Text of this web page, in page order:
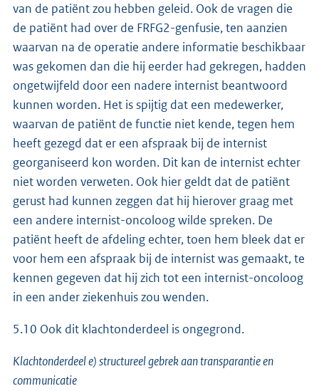
van de patiënt zou hebben geleid. Ook de vragen die
de patiënt had over de FRFG2-genfusie, ten aanzien
waarvan na de operatie andere informatie beschikbaar
was gekomen dan die hij eerder had gekregen, hadden
ongetwijfeld door een nadere internist beantwoord
kunnen worden. Het is spijtig dat een medewerker,
waarvan de patiënt de functie niet kende, tegen hem
heeft gezegd dat er een afspraak bij de internist
georganiseerd kon worden. Dit kan de internist echter
niet worden verweten. Ook hier geldt dat de patiënt
gerust had kunnen zeggen dat hij hierover graag met
een andere internist-oncoloog wilde spreken. De
patiënt heeft de afdeling echter, toen hem bleek dat er
voor hem een afspraak bij de internist was gemaakt, te
kennen gegeven dat hij zich tot een internist-oncoloog
in een ander ziekenhuis zou wenden.
5.10 Ook dit klachtonderdeel is ongegrond.
Klachtonderdeel e) structureel gebrek aan transparantie en
communicatie